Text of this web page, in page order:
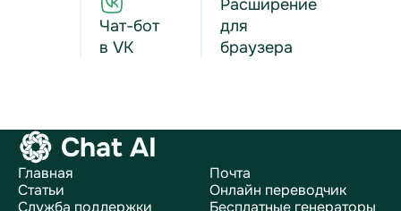
Чат-бот
в VK
Расширение
для
браузера
Chat AI
Главная
Статьи
Служба поддержки
Почта
Онлайн переводчик
Бесплатные генераторы